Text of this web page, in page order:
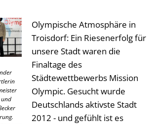
und
Olympische Atmosphäre in
Troisdorf: Ein Riesenerfolg für
unsere Stadt waren die
Finaltage des
Städtewettbewerbs Mission
Olympic. Gesucht wurde
Deutschlands aktivste Stadt
2012 - und gefühlt ist es